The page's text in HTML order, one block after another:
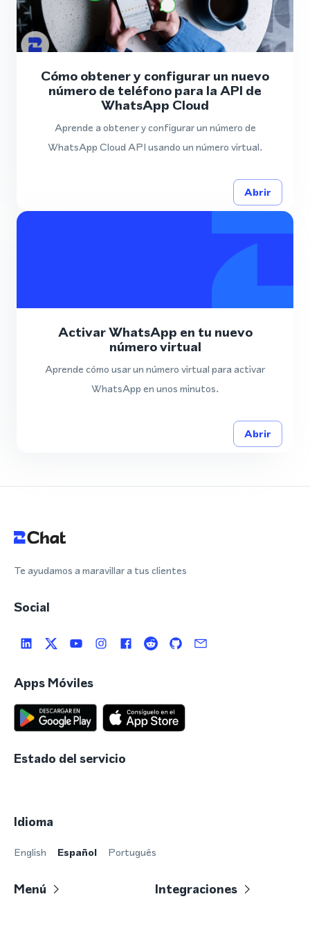
Cómo obtener y configurar un nuevo
número de teléfono para la API de
WhatsApp Cloud
Aprende a obtener y configurar un número de
WhatsApp Cloud API usando un número virtual.
Abrir
Activar WhatsApp en tu nuevo
número virtual
Aprende cómo usar un número virtual para activar
WhatsApp en unos minutos.
Abrir
Te ayudamos a maravillar a tus clientes
Social
Apps Móviles
Estado del servicio
Idioma
English Español Português
Menú Integraciones